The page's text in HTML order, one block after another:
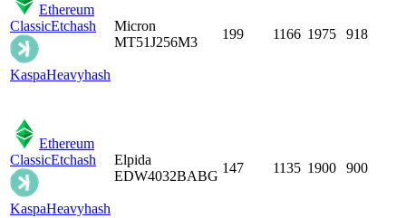
Ethereum
ClassicEtchash
KaspaHeavyhash
Micron
MT51J256M3
199 1166 1975 918
Ethereum
ClassicEtchash
KaspaHeavyhash
Elpida
EDW4032BABG
147 1135 1900 900